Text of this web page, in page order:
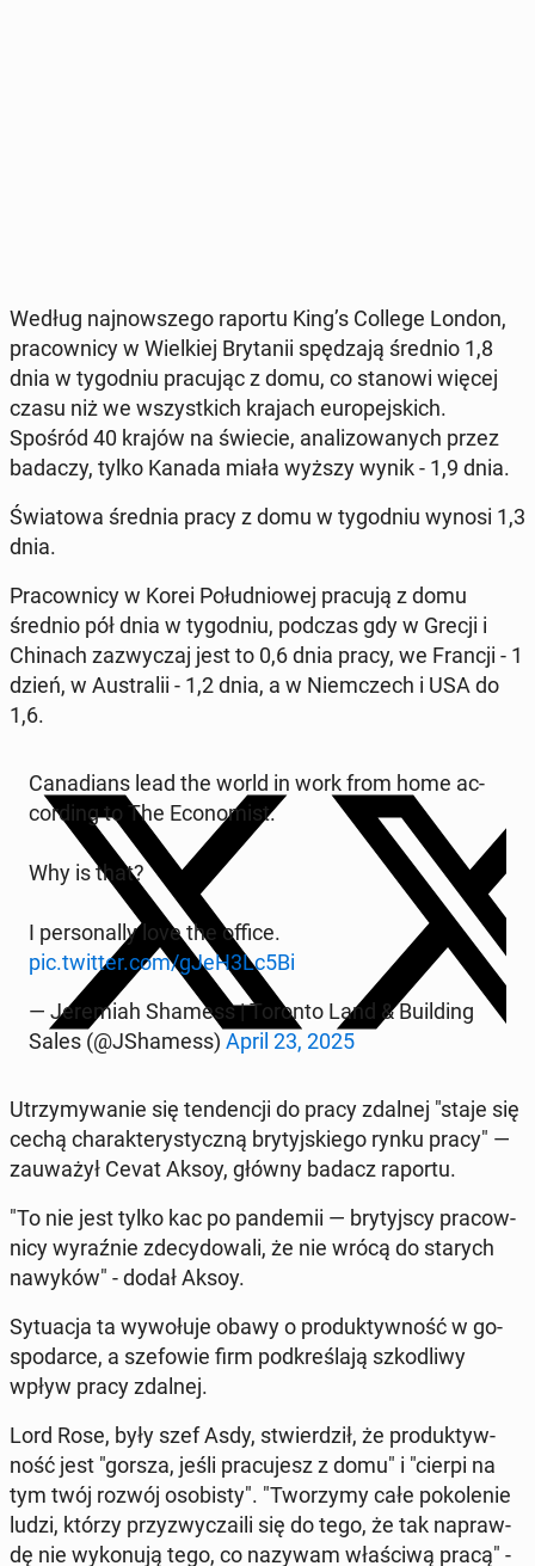
Według naj­now­sze­go raportu King’s College London,
pra­cow­ni­cy w Wiel­kiej Bry­ta­nii spę­dza­ją średnio 1,8
dnia w ty­go­dniu pra­cu­jąc z domu, co stanowi więcej
czasu niż we wszyst­kich krajach eu­ro­pej­skich.
Spośród 40 krajów na świecie, ana­li­zo­wa­nych przez
badaczy, tylko Kanada miała wyższy wynik - 1,9 dnia.
Świa­to­wa średnia pracy z domu w ty­go­dniu wynosi 1,3
dnia.
Pra­cow­ni­cy w Korei Po­łu­dnio­wej pracują z domu
średnio pół dnia w ty­go­dniu, podczas gdy w Grecji i
Chinach za­zwy­czaj jest to 0,6 dnia pracy, we Francji - 1
dzień, w Au­stra­lii - 1,2 dnia, a w Niem­czech i USA do
1,6.
Ca­na­dians lead the world in work from home ac­
cor­ding to The Eco­no­mist.
Why is that?
I per­so­nal­ly love the office.
pic.twitter.com/gJeH3Lc5Bi
— Je­re­miah Shamess | Toronto Land & Bu­il­ding
Sales (@JSha­mess) April 23, 2025
Utrzy­my­wa­nie się ten­den­cji do pracy zdalnej "staje się
cechą cha­rak­te­ry­stycz­ną bry­tyj­skie­go rynku pracy" —
za­uwa­żył Cevat Aksoy, główny badacz raportu.
"To nie jest tylko kac po pan­de­mii — bry­tyj­scy pra­cow­
ni­cy wy­raź­nie zde­cy­do­wa­li, że nie wrócą do starych
nawyków" - dodał Aksoy.
Sy­tu­acja ta wy­wo­łu­je obawy o pro­duk­tyw­ność w go­
spo­dar­ce, a sze­fo­wie firm pod­kre­śla­ją szko­dli­wy
wpływ pracy zdalnej.
Lord Rose, były szef Asdy, stwier­dził, że pro­duk­tyw­
ność jest "gorsza, jeśli pra­cu­jesz z domu" i "cierpi na
tym twój rozwój oso­bi­sty". "Two­rzy­my całe po­ko­le­nie
ludzi, którzy przy­zwy­cza­ili się do tego, że tak na­praw­
dę nie wy­ko­nu­ją tego, co nazywam wła­ści­wą pracą" -